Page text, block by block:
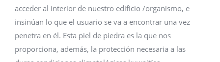
acceder al interior de nuestro edificio /organismo, e
insinúan lo que el usuario se va a encontrar una vez
penetra en él. Esta piel de piedra es la que nos
proporciona, además, la protección necesaria a las